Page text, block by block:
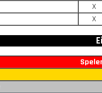
X
X